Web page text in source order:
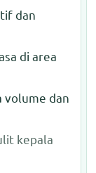
dan
di area
volume dan
kepala